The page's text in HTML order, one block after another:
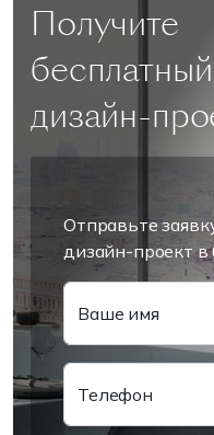
Получите
бесплатный
дизайн-
Отправьте
дизайн-проект
Ваше имя
Телефон